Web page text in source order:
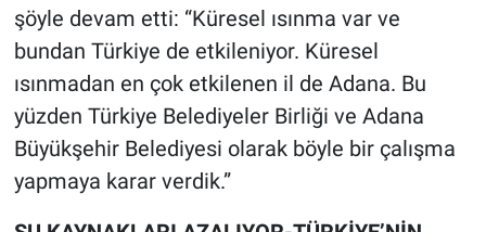
şöyle devam etti: “Küresel ısınma var ve
bundan Türkiye de etkileniyor. Küresel
ısınmadan en çok etkilenen il de Adana. Bu
yüzden Türkiye Belediyeler Birliği ve Adana
Büyükşehir Belediyesi olarak böyle bir çalışma
yapmaya karar verdik.”